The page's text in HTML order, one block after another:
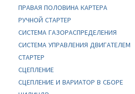
ПРАВАЯ ПОЛОВИНА КАРТЕРА
РУЧНОЙ СТАРТЕР
СИСТЕМА ГАЗОРАСПРЕДЕЛЕНИЯ
СИСТЕМА УПРАВЛЕНИЯ ДВИГАТЕЛЕМ
СТАРТЕР
СЦЕПЛЕНИЕ
СЦЕПЛЕНИЕ И ВАРИАТОР В СБОРЕ